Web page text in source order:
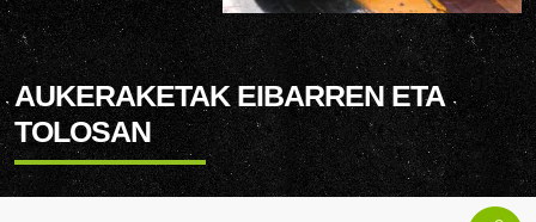
AUKERAKETAK EIBARREN ETA
TOLOSAN